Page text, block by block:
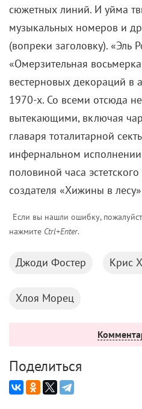
сюжетных линий. И уйма
музыкальных номеров и
(вопреки заголовку). «Эль
«Омерзительная
вестерновых декораций в
1970-х. Со всеми отсюда
вытекающими, включая
главаря тоталитарной
инфернальном
половиной часа
создателя «Хижины в
Если вы нашли ошибку,
нажмите Ctrl+Enter.
Джоди Фостер Крис
Хлоя Морец
Поделиться